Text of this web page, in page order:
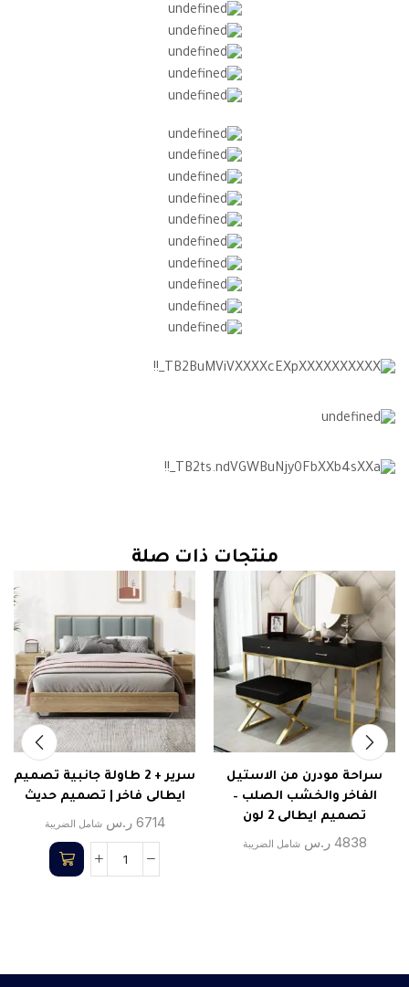
منتجات ذات صلة
سراحة مودرن من الاستيل
الفاخر والخشب الصلب –
تصميم ايطالى 2 لون
4838 ر.س شامل الضريبة
سرير + 2 طاولة جانبية تصميم
ايطالى فاخر | تصميم حديث
6714 ر.س شامل الضريبة